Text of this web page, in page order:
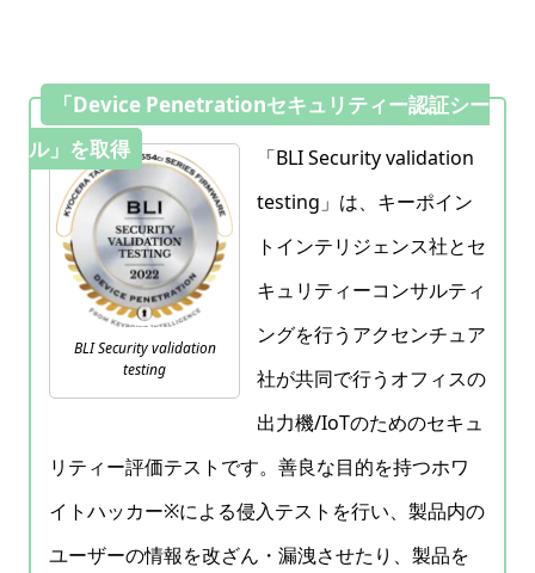
「Device Penetrationセキュリティー認証シー
ル」を取得
BLI Security validation
testing
「BLI Security validation
testing」は、キーポイン
トインテリジェンス社とセ
キュリティーコンサルティ
ングを行うアクセンチュア
社が共同で行うオフィスの
出力機/IoTのためのセキュ
リティー評価テストです。善良な目的を持つホワ
イトハッカー※による侵入テストを行い、製品内の
ユーザーの情報を改ざん・漏洩させたり、製品を